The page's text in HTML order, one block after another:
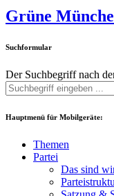
Grüne
Suchformular
Der Suchbegriff nach
Hauptmenü für Mobilgeräte:
Themen
Partei
Das sind